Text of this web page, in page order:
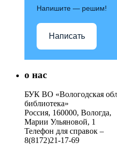
Напишите — решим!
Написать
о нас
БУК ВО «Вологодская
библиотека»
Россия, 160000, Вологда,
Марии Ульяновой, 1
Телефон для справок –
8(8172)21-17-69